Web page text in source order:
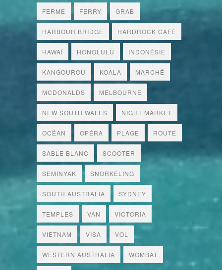
FERME FERRY GRAB
HARBOUR BRIDGE HARDROCK CAFÉ
HAWAÏ HONOLULU INDONÉSIE
KANGOUROU KOALA MARCHÉ
MCDONALDS MELBOURNE
NEW SOUTH WALES NIGHT MARKET
OCÉAN OPÉRA PLAGE ROUTE
SABLE BLANC SCOOTER
SEMINYAK SNORKELING
SOUTH AUSTRALIA SYDNEY
TEMPLES VAN VICTORIA
VIETNAM VISA VOL
WESTERN AUSTRALIA WOMBAT